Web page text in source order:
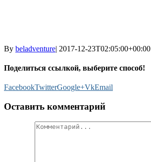
By beladventure| 2017-12-23T02:05:00+00:00
Поделиться ссылкой, выберите способ!
FacebookTwitterGoogle+VkEmail
Оставить комментарий